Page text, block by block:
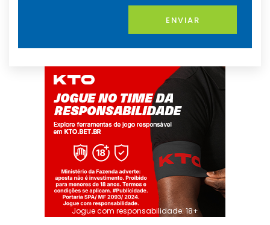
ENVIAR
Jogue com responsabilidade. 18+